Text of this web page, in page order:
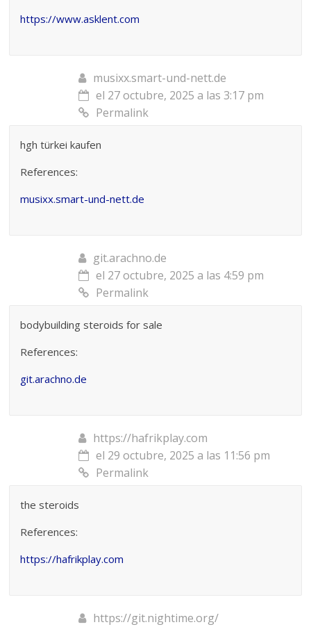
https://www.asklent.com
musixx.smart-und-nett.de
el 27 octubre, 2025 a las 3:17 pm
Permalink
hgh türkei kaufen
References:
musixx.smart-und-nett.de
git.arachno.de
el 27 octubre, 2025 a las 4:59 pm
Permalink
bodybuilding steroids for sale
References:
git.arachno.de
https://hafrikplay.com
el 29 octubre, 2025 a las 11:56 pm
Permalink
the steroids
References:
https://hafrikplay.com
https://git.nightime.org/